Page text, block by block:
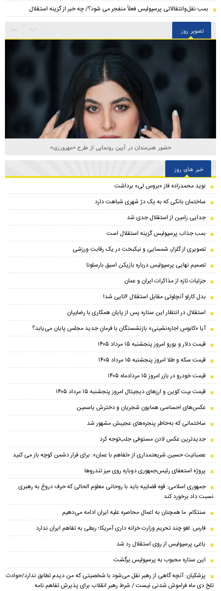
بمب نقل‌وانتقالاتی پرسپولیس فعلاً منفجر می شود؟/ چه خبر از گزینه استقلال
تصویر روز
حضور هنرمندان در آیین رونمایی از طرح «مهرورزی»
خبر های روز
نوید محمدزاده فاز «بروس لی» برداشت
ساختمان بانکی که به یک دژ شهری شباهت دارد
جدایی رامین از استقلال جدی شد
بمب جذاب پرسپولیس گزینه استقلال است
تصویری از گلزار، شمسایی و نیکبخت در یک رقابت ورزشی
تصمیم نهایی پرسپولیس درباره بازیکن اسبق بارسلونا
جزئیات تازه از مذاکرات ایران و عمان
بدل کارلو آنچلوتی مقابل استقلال ۶تایی شد!
استقلال در انتظار این ستاره پس از پایان همکاری با رضاییان
آیا «کابوسِ اجاره‌نشینی» بازنشستگان با فرمانِ جدید مجلس پایان می‌یابد؟
قیمت دلار و یورو امروز پنجشنبه ۱۵ مرداد ۱۴۰۵
قیمت سکه و طلا امروز پنجشنبه ۱۵ مرداد ۱۴۰۵
قیمت خودرو در بازر امروز ۱۵ مردادماه ۱۴۰۵
قیمت بیت کوین و ارز‌های دیجیتال امروز پنجشنبه ۱۵ مرداد ۱۴۰۵
عکس‌های احساسی همایون شجریان و دخترش یاسمین
ساختمانی که به‌خاطر پنجره‌های عجیبش مشهور شد
جدیدترین عکس لادن مستوفی جلب‌توجه کرد
عصبانیت حسین شریعتمداری از «تفاهم با عمان»: برای فرار دشمن کوچه باز می کنید
پروژه استعفای رئیس‌جمهوری دوباره روی میز تندروها
جمهوری اسلامی: قوه قضاییه باید با روحانی معلوم الحالی که حرف دروغ به رهبری
نسبت داد برخورد کند
سنتکام: ما همچنان به اعمال محاصره علیه ایران ادامه می‌دهیم
فارس: لغو چند تحریم وزارت خزانه داری آمریکا؛ ربطی به تفاهم ایران ندارد
یاغی پرسپولیس از روی استقلال رد شد
این ستاره محبوب به پرسپولیس برگشت
پزشکیان‌: آنچه گاهی از رهبر نقل می‌شود با شخصیتی که من دیدم تطابق ندارد/حوادث
تلخ دی ماه فراموش شدنی نیست / شرط رهبر انقلاب برای پذیرش تفاهم نامه